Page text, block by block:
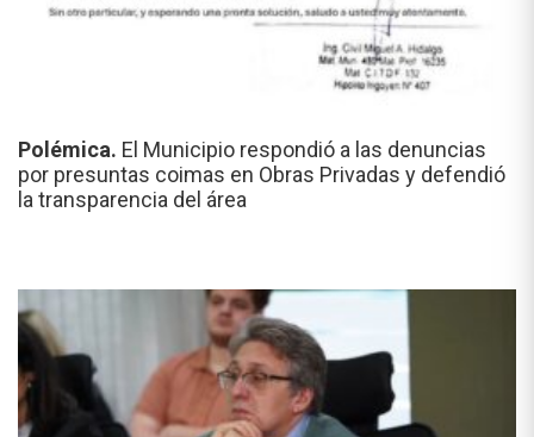
Polémica. El Municipio respondió a las denuncias
por presuntas coimas en Obras Privadas y defendió
la transparencia del área